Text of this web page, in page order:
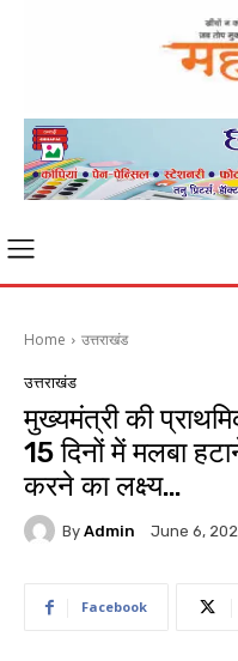
Home उत्तराखंड
उत्तराखंड
मुख्यमंत्री की
15 दिनों में मलबा
करने का लक्ष्य…
By Admin June 6,
Facebook